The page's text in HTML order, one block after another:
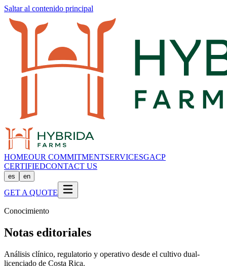
Saltar al contenido principal
HOMEOUR COMMITMENTSERVICESGACP
CERTIFIEDCONTACT US
es en
GET A QUOTE
Conocimiento
Notas editoriales
Análisis clínico, regulatorio y operativo desde el cultivo dual-
licenciado de Costa Rica.